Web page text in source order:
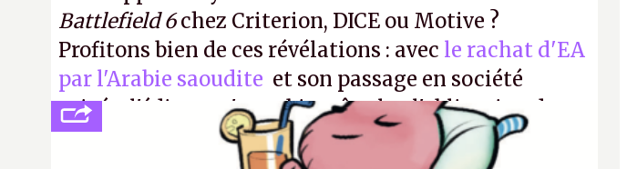
Battlefield 6chez Criterion, DICE ou Motive ?
Profitons bien de ces révélations : avec le rachat d'EA
par l'Arabie saoudite et son passage en société
privée, l'éditeur n'aura bientôt plus l'obligation de
publier ses bilans. Encore une victoire pour la